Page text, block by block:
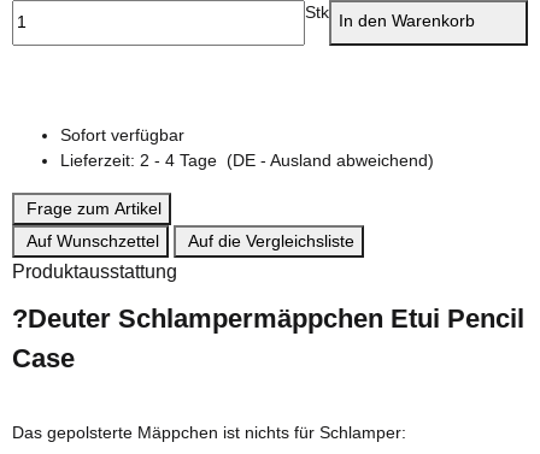
Stk In den Warenkorb
Sofort verfügbar
Lieferzeit: 2 - 4 Tage (DE - Ausland abweichend)
Frage zum Artikel
Auf Wunschzettel
Auf die Vergleichsliste
Produktausstattung
?Deuter Schlampermäppchen Etui Pencil
Case
Das gepolsterte Mäppchen ist nichts für Schlamper: